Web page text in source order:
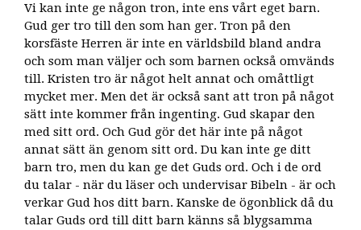
Vi kan inte ge någon tron, inte ens vårt eget barn.
Gud ger tro till den som han ger. Tron på den
korsfäste Herren är inte en världsbild bland andra
och som man väljer och som barnen också omvänds
till. Kristen tro är något helt annat och omåttligt
mycket mer. Men det är också sant att tron på något
sätt inte kommer från ingenting. Gud skapar den
med sitt ord. Och Gud gör det här inte på något
annat sätt än genom sitt ord. Du kan inte ge ditt
barn tro, men du kan ge det Guds ord. Och i de ord
du talar - när du läser och undervisar Bibeln - är och
verkar Gud hos ditt barn. Kanske de ögonblick då du
talar Guds ord till ditt barn känns så blygsamma